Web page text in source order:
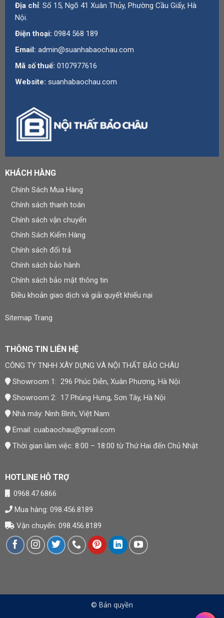
Địa chỉ: Số 15, Ngõ 41 Xuân Thủy, Phường Cầu Giấy, Hà
Nội.
Điện thoại: 0984 568 189
Email: admin@suanhabaochau.com
Mã số thuế: 0107977616
Website: suanhabaochau.com
KHÁCH HÀNG
Chính Sách Mua Hàng
Chính sách thanh toán
Chính sách vận chuyển
Chính Sách Kiểm Hàng
Chính sách đổi trả
Chính sách bảo hành
Chính sách bảo mật thông tin
Điều khoản giao dịch và giải quyết khiếu nại
Sitemap Trang
THÔNG TIN LIÊN HỆ
CÔNG TY TNHH XÂY DỰNG VÀ NỘI THẤT BẢO CHÂU
Showroom 1: 296 Phúc Diễn, Xuân Phương, Hà Nội
Showroom 2: 17 Phùng Hưng, Sơn Tây, Hà Nội
Nhà máy: Ninh Bình, Việt Nam
Email: cuabaochau@gmail.com
Thời gian làm việc: 8:00 – 18:00 từ Thứ Hai đến Chủ Nhật
HOTLINE HỖ TRỢ
0968.47.6866
Mua hàng: 098.456.8189
Vận chuyển: 098.456.8189
© Bản quyền